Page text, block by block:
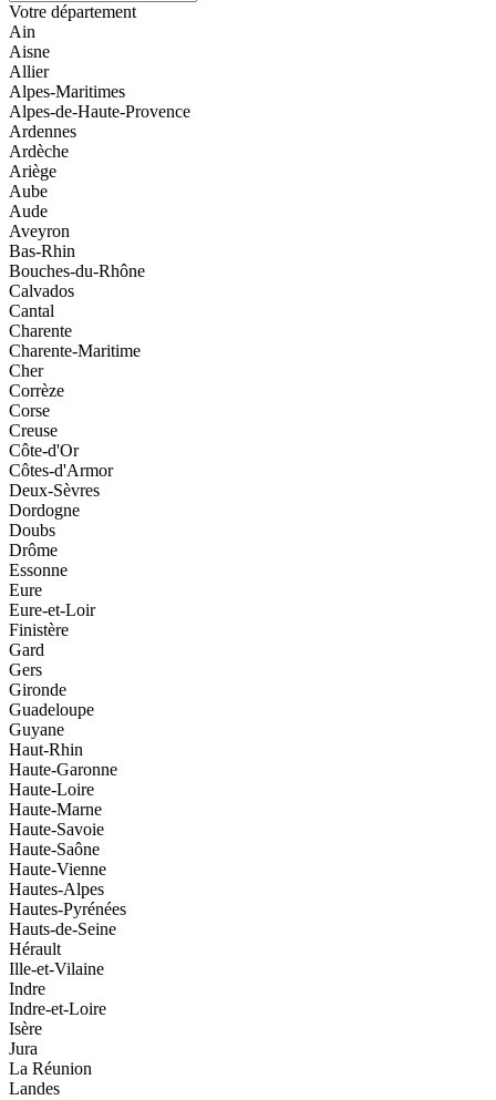
Votre département
Ain
Aisne
Allier
Alpes-Maritimes
Alpes-de-Haute-Provence
Ardennes
Ardèche
Ariège
Aube
Aude
Aveyron
Bas-Rhin
Bouches-du-Rhône
Calvados
Cantal
Charente
Charente-Maritime
Cher
Corrèze
Corse
Creuse
Côte-d'Or
Côtes-d'Armor
Deux-Sèvres
Dordogne
Doubs
Drôme
Essonne
Eure
Eure-et-Loir
Finistère
Gard
Gers
Gironde
Guadeloupe
Guyane
Haut-Rhin
Haute-Garonne
Haute-Loire
Haute-Marne
Haute-Savoie
Haute-Saône
Haute-Vienne
Hautes-Alpes
Hautes-Pyrénées
Hauts-de-Seine
Hérault
Ille-et-Vilaine
Indre
Indre-et-Loire
Isère
Jura
La Réunion
Landes